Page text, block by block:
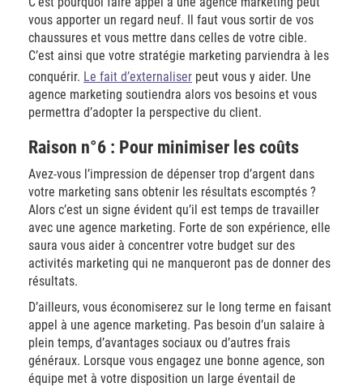
vous apporter un regard neuf. Il faut vous sortir de vos
chaussures et vous mettre dans celles de votre cible.
C’est ainsi que votre stratégie marketing parviendra à les
conquérir. Le fait d’externaliser peut vous y aider. Une
agence marketing soutiendra alors vos besoins et vous
permettra d’adopter la perspective du client.
Raison n°6 : Pour minimiser les coûts
Avez-vous l’impression de dépenser trop d’argent dans
votre marketing sans obtenir les résultats escomptés ?
Alors c’est un signe évident qu’il est temps de travailler
avec une agence marketing. Forte de son expérience, elle
saura vous aider à concentrer votre budget sur des
activités marketing qui ne manqueront pas de donner des
résultats.
D’ailleurs, vous économiserez sur le long terme en faisant
appel à une agence marketing. Pas besoin d’un salaire à
plein temps, d’avantages sociaux ou d’autres frais
généraux. Lorsque vous engagez une bonne agence, son
équipe met à votre disposition un large éventail de